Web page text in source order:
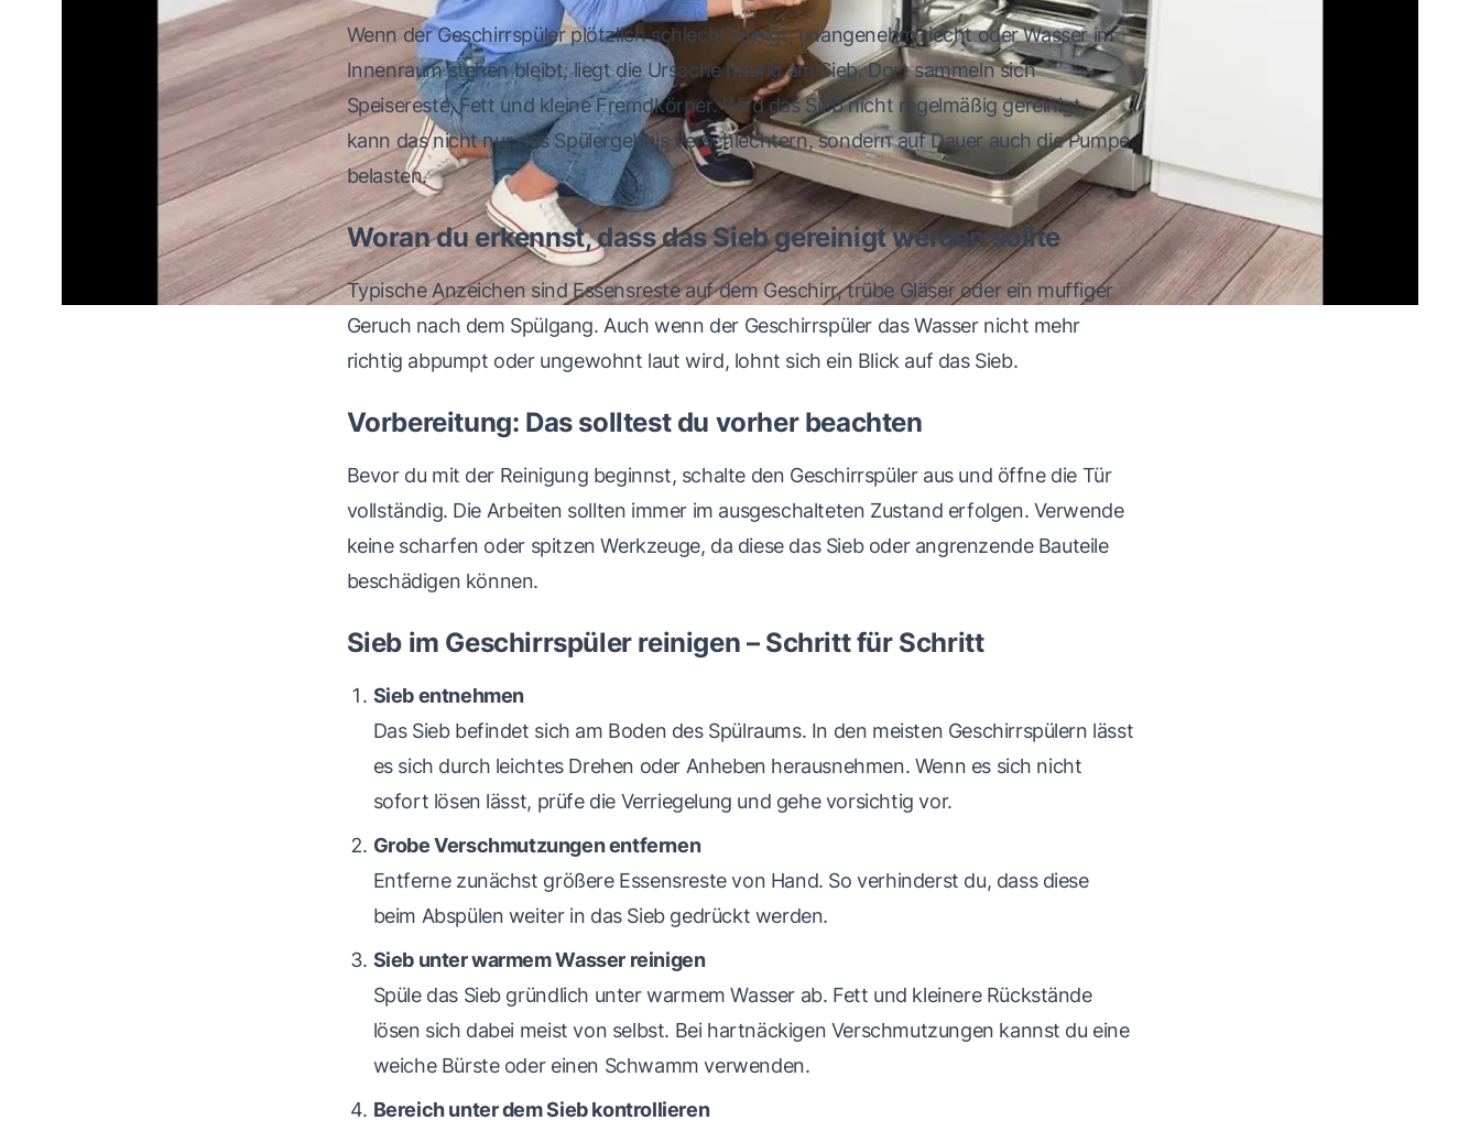
Wenn der Geschirrspüler plötzlich schlecht reinigt, unangenehm riecht oder Wasser im
Innenraum stehen bleibt, liegt die Ursache häufig am Sieb. Dort sammeln sich
Speisereste, Fett und kleine Fremdkörper. Wird das Sieb nicht regelmäßig gereinigt,
kann das nicht nur das Spülergebnis verschlechtern, sondern auf Dauer auch die Pumpe
belasten.
Woran du erkennst, dass das Sieb gereinigt werden sollte
Typische Anzeichen sind Essensreste auf dem Geschirr, trübe Gläser oder ein muffiger
Geruch nach dem Spülgang. Auch wenn der Geschirrspüler das Wasser nicht mehr
richtig abpumpt oder ungewohnt laut wird, lohnt sich ein Blick auf das Sieb.
Vorbereitung: Das solltest du vorher beachten
Bevor du mit der Reinigung beginnst, schalte den Geschirrspüler aus und öffne die Tür
vollständig. Die Arbeiten sollten immer im ausgeschalteten Zustand erfolgen. Verwende
keine scharfen oder spitzen Werkzeuge, da diese das Sieb oder angrenzende Bauteile
beschädigen können.
Sieb im Geschirrspüler reinigen – Schritt für Schritt
Sieb entnehmen
Das Sieb befindet sich am Boden des Spülraums. In den meisten Geschirrspülern lässt
es sich durch leichtes Drehen oder Anheben herausnehmen. Wenn es sich nicht
sofort lösen lässt, prüfe die Verriegelung und gehe vorsichtig vor.
Grobe Verschmutzungen entfernen
Entferne zunächst größere Essensreste von Hand. So verhinderst du, dass diese
beim Abspülen weiter in das Sieb gedrückt werden.
Sieb unter warmem Wasser reinigen
Spüle das Sieb gründlich unter warmem Wasser ab. Fett und kleinere Rückstände
lösen sich dabei meist von selbst. Bei hartnäckigen Verschmutzungen kannst du eine
weiche Bürste oder einen Schwamm verwenden.
Bereich unter dem Sieb kontrollieren